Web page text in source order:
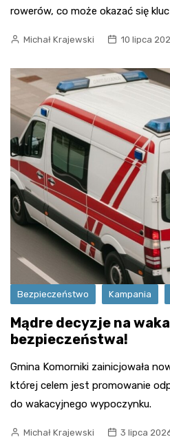
rowerów, co może okazać się
Michał Krajewski 10 lipca
Bezpieczeństwo Kampania
Mądre decyzje na
bezpieczeństwa!
Gmina Komorniki zainicjowała
której celem jest promowanie
do wakacyjnego wypoczynku.
Michał Krajewski 3 lipca